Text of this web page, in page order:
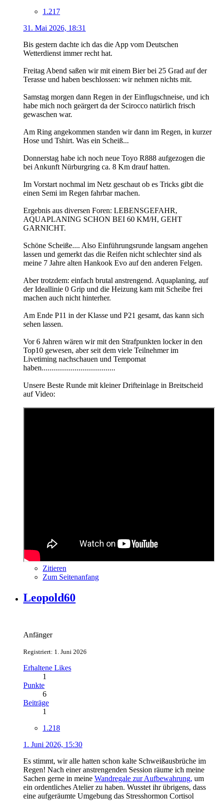
1.217
31. Mai 2026, 18:31
Bis gestern dachte ich das die App vom Deutschen
Wetterdienst immer recht hat.
Freitag Abend saßen wir mit einem Bier bei 25 Grad auf der
Terasse und haben beschlossen: wir nehmen nichts mit.
Samstag morgen dann Regen in der Einflugschneise, und ich
habe mich noch geärgert da der Scirocco natürlich frisch
gewaschen war.
Am Ring angekommen standen wir dann im Regen, in kurzer
Hose und Tshirt. Was ein Scheiß...
Donnerstag habe ich noch neue Toyo R888 aufgezogen die
bei Ankunft Nürburgring ca. 8 Km drauf hatten.
Im Vorstart nochmal im Netz geschaut ob es Tricks gibt die
einen Semi im Regen fahrbar machen.
Ergebnis aus diversen Foren: LEBENSGEFAHR,
AQUAPLANING SCHON BEI 60 KM/H, GEHT
GARNICHT.
Schöne Scheiße.... Also Einführungsrunde langsam angehen
lassen und gemerkt das die Reifen nicht schlechter sind als
meine 7 Jahre alten Hankook Evo auf den anderen Felgen.
Aber trotzdem: einfach brutal anstrengend. Aquaplaning, auf
der Ideallinie 0 Grip und die Heizung kam mit Scheibe frei
machen auch nicht hinterher.
Am Ende P11 in der Klasse und P21 gesamt, das kann sich
sehen lassen.
Vor 6 Jahren wären wir mit den Strafpunkten locker in den
Top10 gewesen, aber seit dem viele Teilnehmer im
Livetiming nachschauen und Tempomat
haben......................................
Unsere Beste Runde mit kleiner Drifteinlage in Breitscheid
auf Video:
Zitieren
Zum Seitenanfang
Leopold60
Anfänger
Registriert: 1. Juni 2026
Erhaltene Likes
1
Punkte
6
Beiträge
1
1.218
1. Juni 2026, 15:30
Es stimmt, wir alle hatten schon kalte Schweißausbrüche im
Regen! Nach einer anstrengenden Session räume ich meine
Sachen gerne in meine Wandregale zur Aufbewahrung, um
ein ordentliches Atelier zu haben. Wusstet ihr übrigens, dass
eine aufgeräumte Umgebung das Stresshormon Cortisol